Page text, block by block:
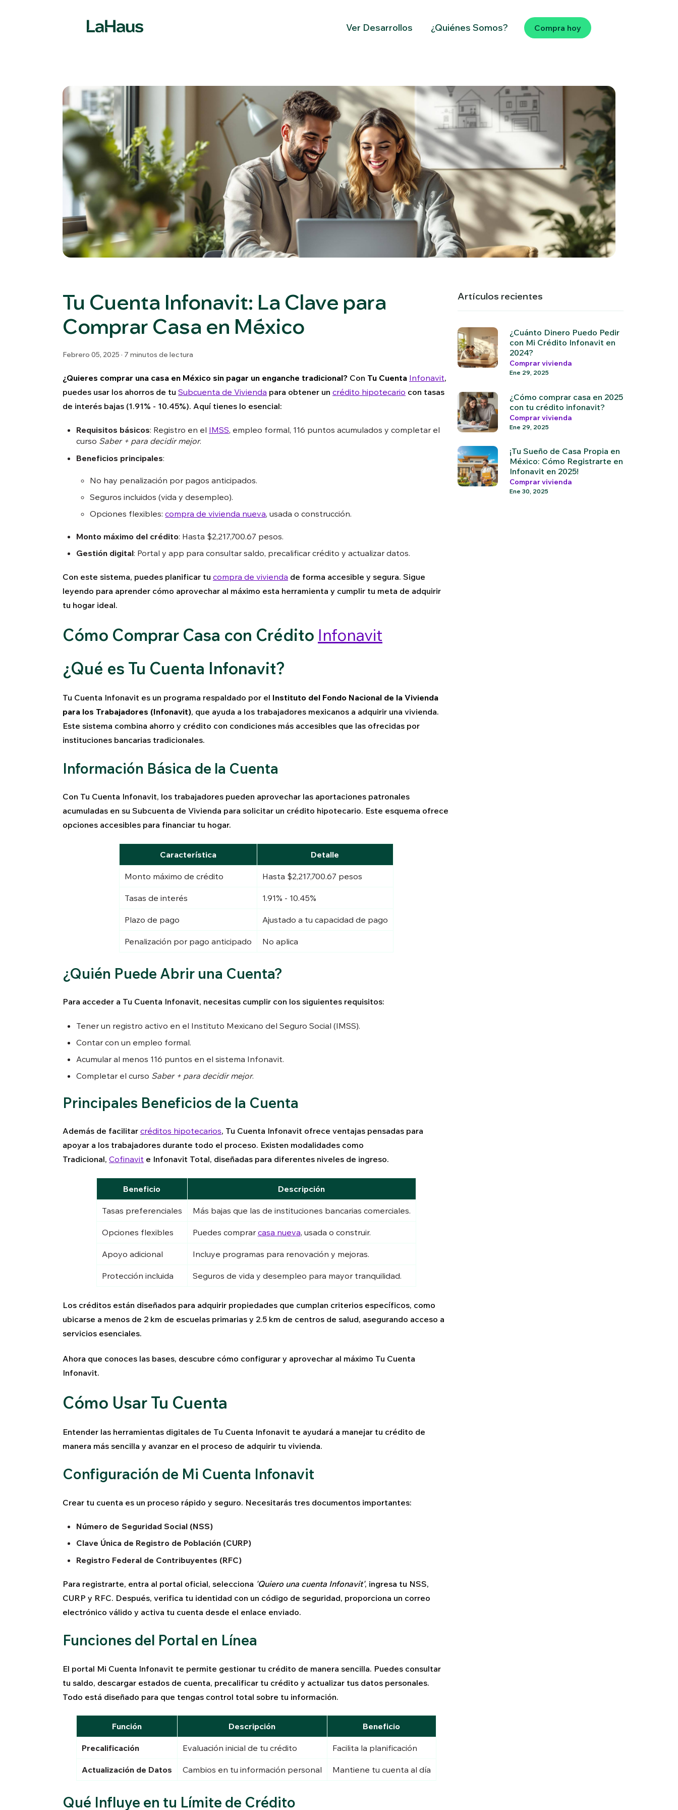
Ver Desarrollos ¿Quiénes Somos? Compra hoy
Tu Cuenta Infonavit: La Clave para
Comprar Casa en México
Febrero 05, 2025 · 7 minutos de lectura
¿Quieres comprar una casa en México sin pagar un enganche tradicional? Con Tu Cuenta Infonavit,
puedes usar los ahorros de tu Subcuenta de Vivienda para obtener un crédito hipotecario con tasas
de interés bajas (1.91% - 10.45%). Aquí tienes lo esencial:
Requisitos básicos: Registro en el IMSS, empleo formal, 116 puntos acumulados y completar el
curso Saber + para decidir mejor.
Beneficios principales:
No hay penalización por pagos anticipados.
Seguros incluidos (vida y desempleo).
Opciones flexibles: compra de vivienda nueva, usada o construcción.
Monto máximo del crédito: Hasta $2,217,700.67 pesos.
Gestión digital: Portal y app para consultar saldo, precalificar crédito y actualizar datos.
Con este sistema, puedes planificar tu compra de vivienda de forma accesible y segura. Sigue
leyendo para aprender cómo aprovechar al máximo esta herramienta y cumplir tu meta de adquirir
tu hogar ideal.
Cómo Comprar Casa con Crédito Infonavit
¿Qué es Tu Cuenta Infonavit?
Tu Cuenta Infonavit es un programa respaldado por el Instituto del Fondo Nacional de la Vivienda
para los Trabajadores (Infonavit), que ayuda a los trabajadores mexicanos a adquirir una vivienda.
Este sistema combina ahorro y crédito con condiciones más accesibles que las ofrecidas por
instituciones bancarias tradicionales.
Información Básica de la Cuenta
Con Tu Cuenta Infonavit, los trabajadores pueden aprovechar las aportaciones patronales
acumuladas en su Subcuenta de Vivienda para solicitar un crédito hipotecario. Este esquema ofrece
opciones accesibles para financiar tu hogar.
Característica Detalle
Monto máximo de crédito Hasta $2,217,700.67 pesos
Tasas de interés 1.91% - 10.45%
Plazo de pago Ajustado a tu capacidad de pago
Penalización por pago anticipado No aplica
¿Quién Puede Abrir una Cuenta?
Para acceder a Tu Cuenta Infonavit, necesitas cumplir con los siguientes requisitos:
Tener un registro activo en el Instituto Mexicano del Seguro Social (IMSS).
Contar con un empleo formal.
Acumular al menos 116 puntos en el sistema Infonavit.
Completar el curso Saber + para decidir mejor.
Principales Beneficios de la Cuenta
Además de facilitar créditos hipotecarios, Tu Cuenta Infonavit ofrece ventajas pensadas para
apoyar a los trabajadores durante todo el proceso. Existen modalidades como
Tradicional, Cofinavit e Infonavit Total, diseñadas para diferentes niveles de ingreso.
Beneficio Descripción
Tasas preferenciales Más bajas que las de instituciones bancarias comerciales.
Opciones flexibles Puedes comprar casa nueva, usada o construir.
Apoyo adicional Incluye programas para renovación y mejoras.
Protección incluida Seguros de vida y desempleo para mayor tranquilidad.
Los créditos están diseñados para adquirir propiedades que cumplan criterios específicos, como
ubicarse a menos de 2 km de escuelas primarias y 2.5 km de centros de salud, asegurando acceso a
servicios esenciales.
Ahora que conoces las bases, descubre cómo configurar y aprovechar al máximo Tu Cuenta
Infonavit.
Cómo Usar Tu Cuenta
Entender las herramientas digitales de Tu Cuenta Infonavit te ayudará a manejar tu crédito de
manera más sencilla y avanzar en el proceso de adquirir tu vivienda.
Configuración de Mi Cuenta Infonavit
Crear tu cuenta es un proceso rápido y seguro. Necesitarás tres documentos importantes:
Número de Seguridad Social (NSS)
Clave Única de Registro de Población (CURP)
Registro Federal de Contribuyentes (RFC)
Para registrarte, entra al portal oficial, selecciona 'Quiero una cuenta Infonavit', ingresa tu NSS,
CURP y RFC. Después, verifica tu identidad con un código de seguridad, proporciona un correo
electrónico válido y activa tu cuenta desde el enlace enviado.
Funciones del Portal en Línea
El portal Mi Cuenta Infonavit te permite gestionar tu crédito de manera sencilla. Puedes consultar
tu saldo, descargar estados de cuenta, precalificar tu crédito y actualizar tus datos personales.
Todo está diseñado para que tengas control total sobre tu información.
Función Descripción Beneficio
Precalificación Evaluación inicial de tu crédito Facilita la planificación
Actualización de Datos Cambios en tu información personal Mantiene tu cuenta al día
Qué Influye en tu Límite de Crédito
Artículos recientes
¿Cuánto Dinero Puedo Pedir
con Mi Crédito Infonavit en
2024?
Comprar vivienda
Ene 29, 2025
¿Cómo comprar casa en 2025
con tu crédito infonavit?
Comprar vivienda
Ene 29, 2025
¡Tu Sueño de Casa Propia en
México: Cómo Registrarte en
Infonavit en 2025!
Comprar vivienda
Ene 30, 2025